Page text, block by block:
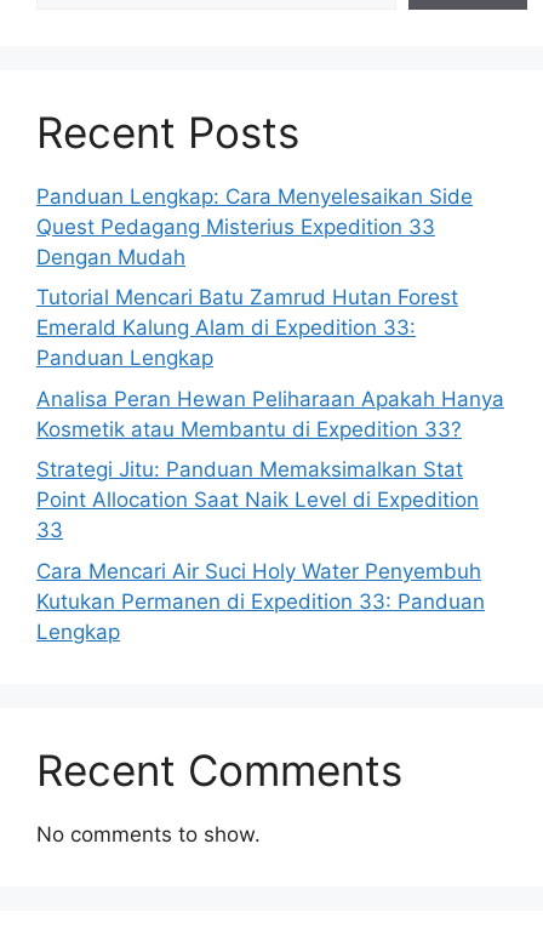
Recent Posts
Panduan Lengkap: Cara Menyelesaikan Side
Quest Pedagang Misterius Expedition 33
Dengan Mudah
Tutorial Mencari Batu Zamrud Hutan Forest
Emerald Kalung Alam di Expedition 33:
Panduan Lengkap
Analisa Peran Hewan Peliharaan Apakah Hanya
Kosmetik atau Membantu di Expedition 33?
Strategi Jitu: Panduan Memaksimalkan Stat
Point Allocation Saat Naik Level di Expedition
33
Cara Mencari Air Suci Holy Water Penyembuh
Kutukan Permanen di Expedition 33: Panduan
Lengkap
Recent Comments
No comments to show.